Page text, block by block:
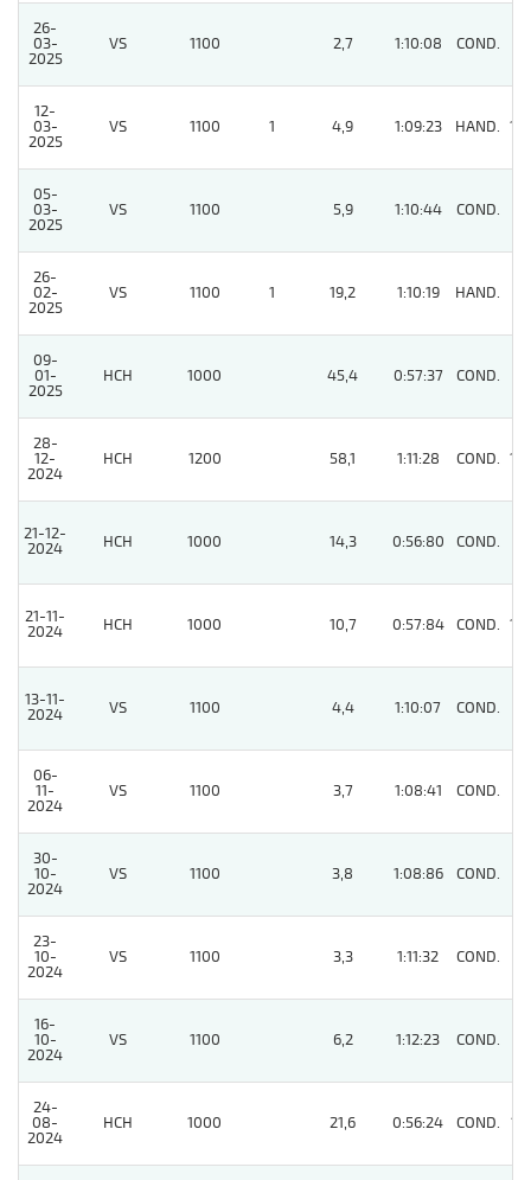
26-
03-
2025
VS 1100 2,7 1:10:08 COND.
12-
03-
2025
VS 1100 1 4,9 1:09:23 HAND. 10
05-
03-
2025
VS 1100 5,9 1:10:44 COND.
26-
02-
2025
VS 1100 1 19,2 1:10:19 HAND.
09-
01-
2025
HCH 1000 45,4 0:57:37 COND.
28-
12-
2024
HCH 1200 58,1 1:11:28 COND. 10
21-12-
2024
HCH 1000 14,3 0:56:80 COND.
21-11-
2024
HCH 1000 10,7 0:57:84 COND. 10
13-11-
2024
VS 1100 4,4 1:10:07 COND.
06-
11-
2024
VS 1100 3,7 1:08:41 COND.
30-
10-
2024
VS 1100 3,8 1:08:86 COND.
23-
10-
2024
VS 1100 3,3 1:11:32 COND.
16-
10-
2024
VS 1100 6,2 1:12:23 COND.
24-
08-
2024
HCH 1000 21,6 0:56:24 COND. 13